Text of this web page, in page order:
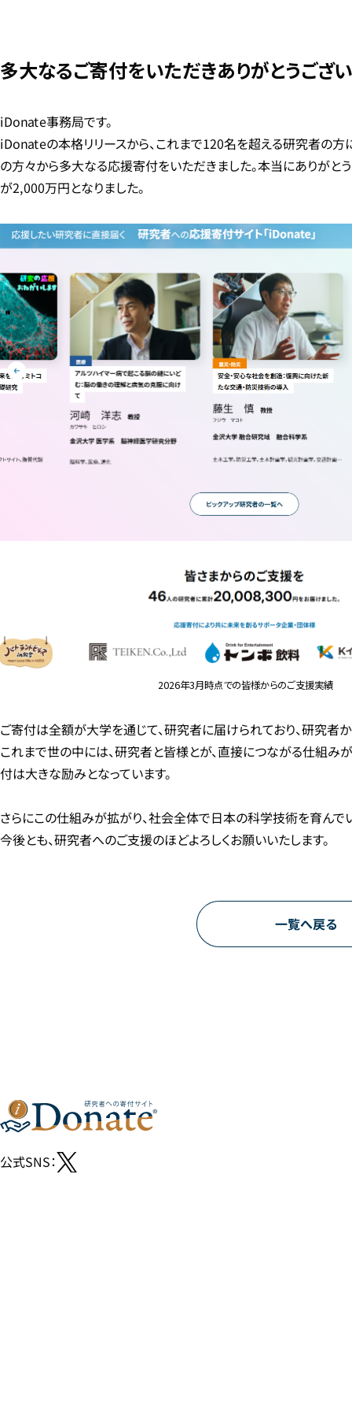
多大なるご寄付をいただきありがとうござい
iDonate事務局です。
iDonateの本格リリースから、これまで120名を超える研究者の方
の方々から多大なる応援寄付をいただきました。本当にありがと
が2,000万円となりました。
2026年3月時点での皆様からのご支援実績
ご寄付は全額が大学を通じて、研究者に届けられており、研究者
これまで世の中には、研究者と皆様とが、直接につながる仕組み
付は大きな励みとなっています。
さらにこの仕組みが拡がり、社会全体で日本の科学技術を育んで
今後とも、研究者へのご支援のほどよろしくお願いいたします。
一覧へ戻る
公式SNS：